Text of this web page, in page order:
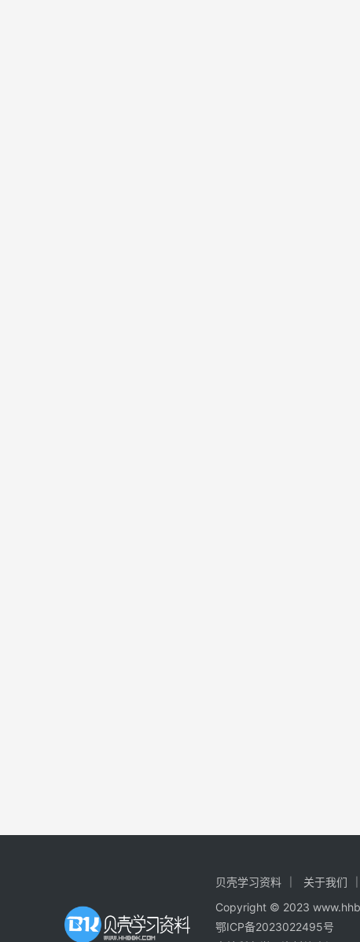
贝壳学习资料 关于我们
Copyright © 2023
鄂ICP备2023022495号